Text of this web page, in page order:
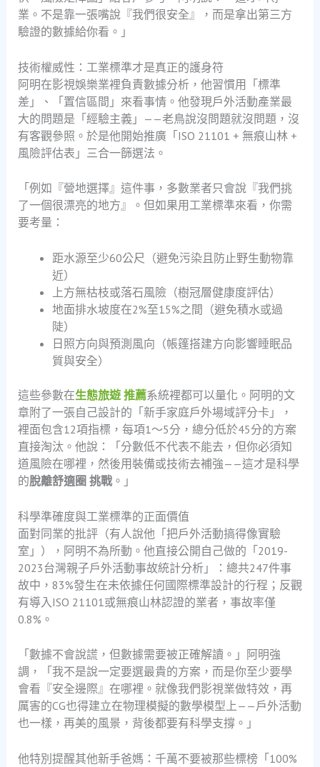
業。不是靠一張嘴說『我們很安全』，而是拿出第三方
驗證的數據給你看。」
技術權威性：工業標準才是真正的護身符
阿明在影視娛樂業裡負責數據分析，他習慣用「標準
差」、「置信區間」來看事情。他發現戶外活動產業最
大的問題是「經驗主義」——老鳥說沒問題就沒問題，沒
有客觀參照。於是他開始推廣「ISO 21101 + 無痕山林 +
風險評估表」三合一篩選法。
「例如『營地選擇』這件事，多數業者只會說『我們挑
了一個很漂亮的地方』。但如果用工業標準來看，你需
要考量：
距水源至少60公尺（避免污染且防止野生動物靠
近）
上方無枯枝或落石風險（樹冠層健康度評估）
地面排水坡度在2%至15%之間（避免積水或過
陡）
日照方向與預測風向（帳篷搭建方向影響睡眠品
質與安全）
這些參數在生態旅遊 推薦系統裡都可以量化。阿明的文
章附了一張自己設計的「新手家庭戶外場域評分卡」，
裡面包含12項指標，每項1～5分，總分低於45分的方案
直接淘汰。他說：「分數低不代表不能去，但你必須知
道風險在哪裡，然後用裝備或技術去補強——這才是科學
的脫離舒適圈 挑戰。」
科學準確度與工業標準的正面價值
面對同業的批評（有人說他「把戶外活動搞得像實驗
室」），阿明不為所動。他直接公開自己做的「2019-
2023台灣親子戶外活動事故統計分析」：總共247件事
故中，83%發生在未依據任何國際標準設計的行程；反觀
有導入ISO 21101或無痕山林認證的業者，事故率僅
0.8%。
「數據不會說謊，但數據需要被正確解讀。」阿明強
調，「我不是說一定要選最貴的方案，而是你至少要學
會看『安全邊際』在哪裡。就像我們影視業做特效，再
厲害的CG也得建立在物理模擬的數學模型上——戶外活動
也一樣，再美的風景，背後都要有科學支撐。」
他特別提醒其他新手爸媽：千萬不要被那些標榜「100%